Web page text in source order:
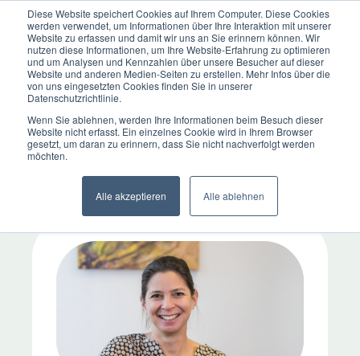
Diese Website speichert Cookies auf Ihrem Computer. Diese Cookies
werden verwendet, um Informationen über Ihre Interaktion mit unserer
Website zu erfassen und damit wir uns an Sie erinnern können. Wir
nutzen diese Informationen, um Ihre Website-Erfahrung zu optimieren
und um Analysen und Kennzahlen über unsere Besucher auf dieser
Website und anderen Medien-Seiten zu erstellen. Mehr Infos über die
von uns eingesetzten Cookies finden Sie in unserer
Datenschutzrichtlinie.
Wenn Sie ablehnen, werden Ihre Informationen beim Besuch dieser
Website nicht erfasst. Ein einzelnes Cookie wird in Ihrem Browser
gesetzt, um daran zu erinnern, dass Sie nicht nachverfolgt werden
möchten.
Alle akzeptieren Alle ablehnen
Alle Psychische Störungen
Presse